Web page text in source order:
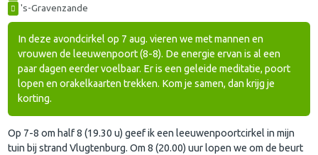
's-Gravenzande
In deze avondcirkel op 7 aug. vieren we met mannen en
vrouwen de leeuwenpoort (8-8). De energie ervan is al een
paar dagen eerder voelbaar. Er is een geleide meditatie, poort
lopen en orakelkaarten trekken. Kom je samen, dan krijg je
korting.
Op 7-8 om half 8 (19.30 u) geef ik een leeuwenpoortcirkel in mijn
tuin bij strand Vlugtenburg. Om 8 (20.00) uur lopen we om de beurt